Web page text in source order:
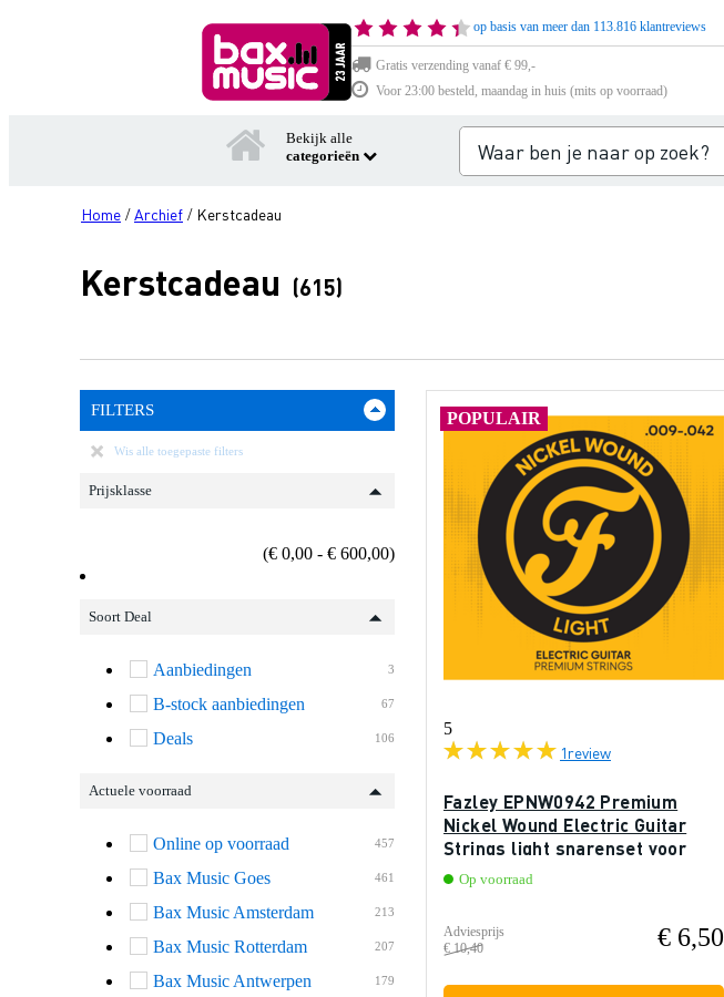
op basis van meer dan 113.816 klantreviews
Gratis verzending vanaf € 99,-
Voor 23:00 besteld, maandag in huis (mits op voorraad)
Bekijk alle
categorieën
Home /Archief / Kerstcadeau
Kerstcadeau (615)
FILTERS
Wis alle toegepaste filters
Prijsklasse
(€ 0,00 - € 600,00)
Soort Deal
3
Aanbiedingen
67
B-stock aanbiedingen
106
Deals
Actuele voorraad
457
Online op voorraad
461
Bax Music Goes
213
Bax Music Amsterdam
207
Bax Music Rotterdam
179
Bax Music Antwerpen
POPULAIR
5
1review
Fazley EPNW0942 Premium
Nickel Wound Electric Guitar
Strings light snarenset voor
elektrische gitaar
Op voorraad
Adviesprijs
€ 10,40
€ 6,50